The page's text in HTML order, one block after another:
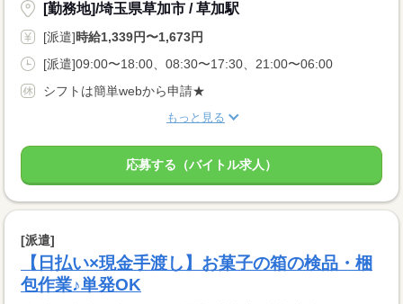
[勤務地]/埼玉県草加市 / 草加駅
[派遣]時給1,339円〜1,673円
[派遣]09:00〜18:00、08:30〜17:30、21:00〜06:00
シフトは簡単webから申請★
もっと見る
応募する（バイトル求人）
[派遣]
【日払い×現金手渡し】お菓子の箱の検品・梱
包作業♪単発OK